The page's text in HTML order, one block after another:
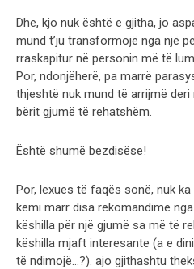
Dhe, kjo nuk është e gjitha, jo
mund t’ju transformojë nga një
rraskapitur në personin më të
Por, ndonjëherë, pa marrë
thjeshtë nuk mund të arrijmë
bërit gjumë të rehatshëm.
Është shumë bezdisëse!
Por, lexues të faqës sonë, nuk
kemi marr disa rekomandime
këshilla për një gjumë sa më të
këshilla mjaft interesante (a e
të ndimojë…?). ajo gjithashtu